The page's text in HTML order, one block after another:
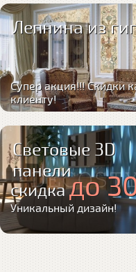
Лепнина из
Супер акция!!! Скидки
клиенту!
Световые 3D
панели
скидкадо
Уникальный дизайн!